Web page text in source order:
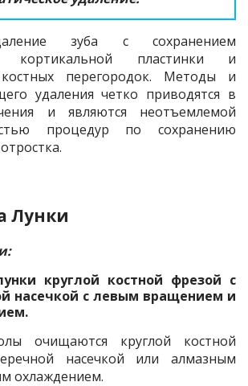
зуба с сохранением
кортикальной пластинки и
перегородок. Методы и
удаления четко приводятся в
и являются неотъемлемой
процедур по сохранению
Лунки
круглой костной фрезой с
насечкой с левым вращением и
очищаются круглой костной
насечкой или алмазным
охлаждением.